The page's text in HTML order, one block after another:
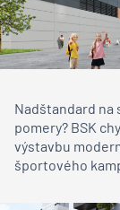
Nadštandard na
pomery? BSK
výstavbu
športového